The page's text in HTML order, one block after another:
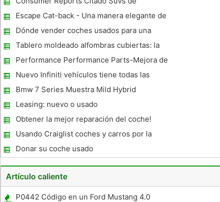
combustible eficiente
Escape Cat-back - Una manera elegante de
mejorar el rendimiento del coche
Dónde vender coches usados ​​para una
venta rápida y competitiva
Tablero moldeado alfombras cubiertas: la
promesa de una protección de por vida
Performance Performance Parts-Mejora de
su coche
Nuevo Infiniti vehículos tiene todas las
características para llevar su aliento
Bmw 7 Series Muestra Mild Hybrid
Leasing: nuevo o usado
Obtener la mejor reparación del coche!
Usando Craiglist coches y carros por la
Sección Propietario
Donar su coche usado
Artículo caliente
P0442 Código en un Ford Mustang 4.0